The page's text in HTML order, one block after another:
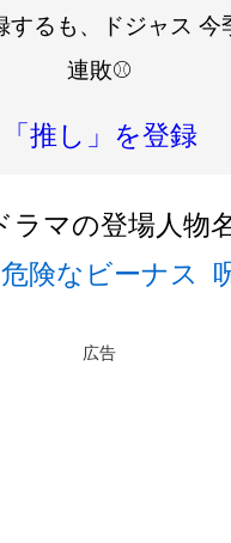
するも、ドジャス 今
連敗⚾️
「推し」を登録
ラマの登場人物
危険なビーナス
広告